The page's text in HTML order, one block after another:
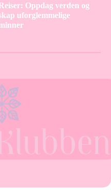
Oppdag verden og
uforglemmelige